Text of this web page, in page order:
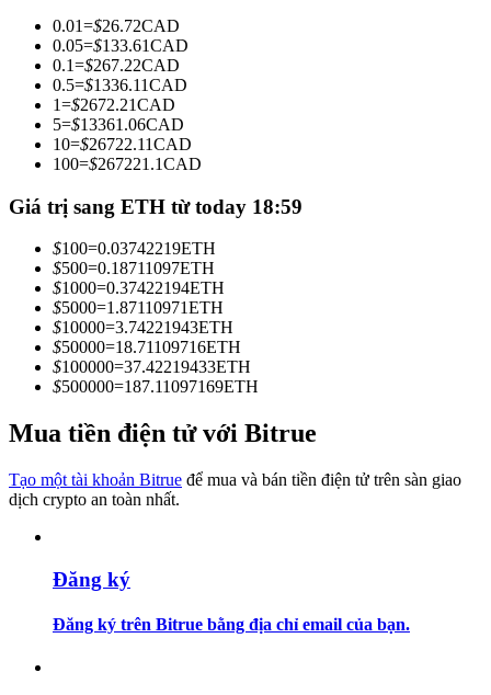
Trở thành Nhà giao dịch Sao chép
Tận hưởng chia sẻ lợi nhuận và hoa hồng giao dịch sao chép
Thông tin
Hướng dẫn
0.01=$26.72CAD
0.05=$133.61CAD
0.1=$267.22CAD
0.5=$1336.11CAD
1=$2672.21CAD
5=$13361.06CAD
10=$26722.11CAD
100=$267221.1CAD
Giá trị sang ETH từ today 18:59
$100=0.03742219ETH
$500=0.18711097ETH
$1000=0.37422194ETH
$5000=1.87110971ETH
$10000=3.74221943ETH
$50000=18.71109716ETH
$100000=37.42219433ETH
$500000=187.11097169ETH
Mua tiền điện tử với Bitrue
Tạo một tài khoản Bitrue để mua và bán tiền điện tử trên sàn giao
dịch crypto an toàn nhất.
Đăng ký
Đăng ký trên Bitrue bằng địa chỉ email của bạn.